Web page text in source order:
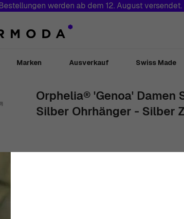
werden ab dem 12. August versendet.
submenu for Schmuck
Marken Ausverkauf Swiss Made
Orphelia® 'Genoa' Damen
Silber Ohrhänger - Silber